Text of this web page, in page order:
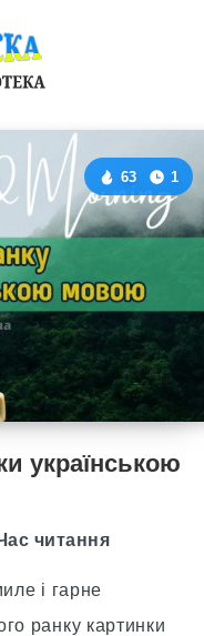
українською
63 1
читання
і гарне
ранку картинки